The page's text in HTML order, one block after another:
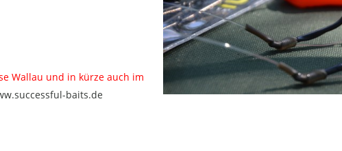
Wallau und in kürze auch im
baits.de